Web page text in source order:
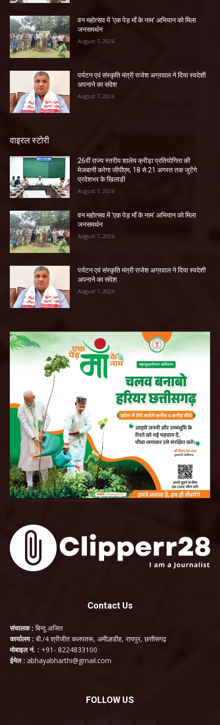
वन महोत्सव में ‘एक पेड़ माँ के नाम’ अभियान को मिला
जनसमर्थन
August 7, 2026
पर्यटन एवं संस्कृति मंत्री राजेश अग्रवाल ने दिया स्वदेशी
अपनाने का संदेश
August 7, 2026
वाइरल स्टोरी
26वीं राज्य स्तरीय शालेय क्रीड़ा प्रतियोगिता की
मेजबानी करेगा जीपीएम, 18 से 21 अगस्त तक जुटेंगे
प्रदेशभर के खिलाड़ी
August 7, 2026
वन महोत्सव में ‘एक पेड़ माँ के नाम’ अभियान को मिला
जनसमर्थन
August 7, 2026
पर्यटन एवं संस्कृति मंत्री राजेश अग्रवाल ने दिया स्वदेशी
अपनाने का संदेश
August 7, 2026
Contact Us
संचालक : बिन्दु अजित
कार्यालय : बी./4 श्रीजीत कलपतरू, अमील्हडीह, रायपुर, छत्तीसगढ़
मोबाइल नं. : +91- 8224833100
ईमेल : abhayabharthi@gmail.com
FOLLOW US